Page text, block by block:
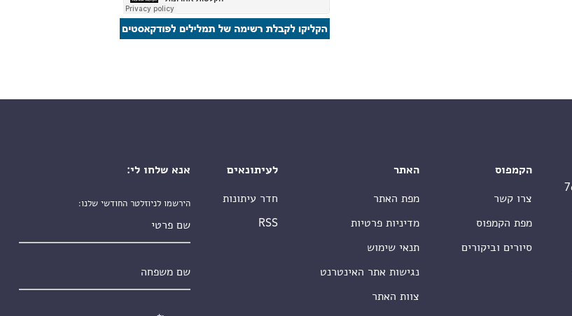
הקמפוס
צרו קשר
מפת הקמפוס
סיורים וביקורים
האתר
מפת האתר
מדיניות פרטיות
תנאי שימוש
נגישות אתר האינטרנט
צוות האתר
לעיתונאים
חדר עיתונות
RSS
אנא שלחו לי:
הירשמו לניוזלטר החודשי שלנו: